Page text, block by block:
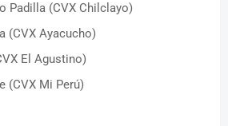
Padilla (CVX Chilclayo)
(CVX Ayacucho)
El Agustino)
(CVX Mi Perú)